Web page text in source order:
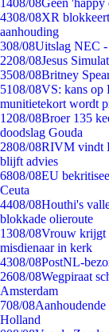
1408/08Geen
4308/08XR
aanhouding
308/08Uitslag NEC -
2208/08Jesus
3508/08Britney
5108/08VS: kans op
munitietekort wordt
1208/08Broer 135
doodslag Gouda
2808/08RIVM vindt
blijft advies
6808/08EU
Ceuta
4408/08Houthi's
blokkade olieroute
1308/08Vrouw krijgt
misdienaar in kerk
4308/08PostNL-
2608/08Wegpiraat
Amsterdam
708/08
Holland